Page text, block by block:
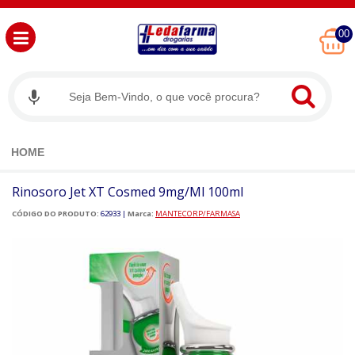
00
HOME
Rinosoro Jet XT Cosmed 9mg/ml 100ml
CÓDIGO DO PRODUTO: 62933 | Marca: MANTECORP/FARMASA